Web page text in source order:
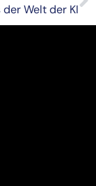
der Welt der KI